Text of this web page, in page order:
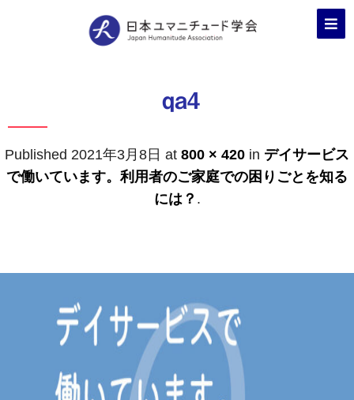
qa4
Published 2021年3月8日 at 800 × 420 in デイサービス
で働いています。利用者のご家庭での困りごとを知る
には？ .